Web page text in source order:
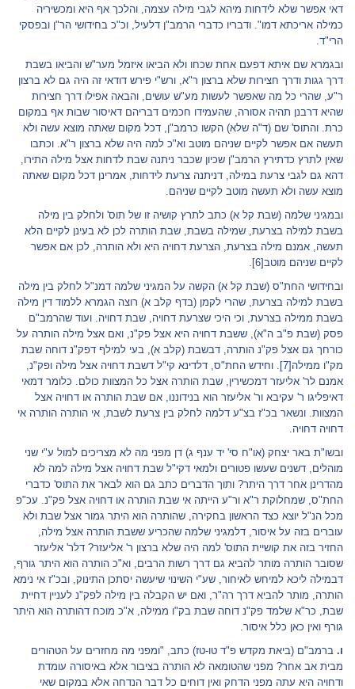
דאי אפשר שלא לידחות מיהא לגבי מילה עצמה, והלכך אף היא ומכשיריה
כמילה אריכתא דמו". ודבריו כדברי הרמב"ן דלעיל, וכ"כ בחידושי הר"ן ובפסקי
הרי"ד.
ובגמרא שם איתא דפעם אחת שכחו ולא הביאו איזמל מער"ש והביאו בשבת
דרך גגות ודרך חצירות שלא ברצון ר"א, ורש"י פירש דודאי זה היה גם לא ברצון
ר"ע, שהרי כל מה שאפשר לעשות מע"ש עושים, והבאה אפילו דרך חצירות
שהיא דרבנן תהיה אסורה, שהעמידו חכמים דבריהם דאיסור שבות אף במקום
כרת. והתוס' שם (ד"ה שלא) הקשו כרמב"ן, דכל מקום שאתה מוצא עשה ולא
תעשה אם אפשר לקיים שניהם מוטב וא"כ למה היה שלא ברצון ר"א. וכתבו
שאין לתרץ כדתירץ הרמב"ן שכיון שכבר ניתנה שבת לדחות אצל מילה התירו,
דהא גם לגבי צרעת במילה, דניתנה צרעת לידחות, אמרינן דכל מקום שאתה
מוצא עשה ולא תעשה מוטב לקיים שניהם.
ובמגיני שלמה (שבת קל א) כתב לתרץ קושיה זו של תוס' ולחלק בין מילה
בשבת למילה בצרעת, שמילה בשבת, שבת הותרה לכן לא בעינן לקיים הלא
תעשה, אמנם מילה בצרעת, הצרעת דחויה היא ולא הותרה, לכן אם אפשר
לקיים שניהם מוטב[6]
.
ובחידושי החת"ס (שבת קל א) הקשה על המגיני שלמה דמנ"ל לחלק בין מילה
בשבת למילה בצרעת, שהרי לקמן (בדף קלב א) רוצה הגמרא ללמוד דין מילה
בשבת ממילה בצרעת, וכי היכי שצרעת דחויה, שבת דחויה. ועוד שהרמב"ם
פסק (שבת פ"ב ה"א), ששבת דחויה היא אצל פק"נ, ואם אצל מילה הותרה על
כורחך גם אצל פק"נ הותרה, דבשבת (קלב א), בעי למילף דפק"נ דוחה שבת
מק"ו ממילה [7]
. וחידש החת"ס, דלדינא קי"ל דשבת דחויה אצל מילה ופק"נ,
אמנם לר' אליעזר דמכשירין, שבת הותרה אצל כל המצוות כולם. כלומר דמאי
דאיפליגו ר' עקיבא ור' אליעזר הוא בנידוננו, אם שבת הותרה או דחויה אצל
המצוות. ונשאר בכ"ז בצ"ע דלמה לחלק בין צרעת לשבת, אי הותרה הותרה אי
דחויה דחויה.
ובשו"ת באר יצחק (או"ח סי' יד ענף ג) דן מפני מה לא מצריכים למול ע"י שני
מוהלים, דשנים שעשו פטורים ולמאי דקי"ל שבת דחויה אצל מילה למה לא
מהדרינן אחר דרך היתר? ותוך הדברים כתב גם הוא לבאר את התוס' כדברי
החת"ס, שמחלוקת ר"א ור"ע הייתה אי שבת הותרה או דחויה אצל פק"נ. עכ"פ
מכל הנ"ל יוצא כצד הראשון בחקירה, שהותרה הוא היתר גמור אצל שבת ולא
עוברים בזה על איסור, דלמגיני שלמה שהכריע ששבת הותרה אצל מילה,
החזיר בזה את קושיית התוס' למה היה שלא ברצון ר' אליעזר? דלר' אליעזר
שסובר הותרה מותר להביא גם דרך רשות הרבים, וא"כ הותרה הוא היתר גורף,
דבמילה ליכא למיחש לאיחור, שע"י השינוי שיעשה יסתכן התינוק, ובכ"ז אי נימא
הותרה, מותר להביא דרך רה"ר, ואם יש הקבלה בין מילה לפק"נ לעניין דחיית
שבת, כר"א שלמד פק"נ דוחה שבת בק"ו ממילה, א"כ מוכח דהותרה הוא היתר
גורף ואין כאן כלל איסור.
ו. ברמב"ם (ביאת מקדש פ"ד טו-טז) כתב, "ומפני מה מחזרים על הטהורים
מבית אב אחר? מפני שהטומאה לא הותרה בציבור אלא באיסורה עומדת
ודחויה היא עתה מפני הדחק ואין דוחים כל דבר הנדחה אלא במקום שאי